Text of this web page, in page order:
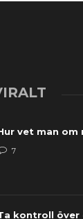
vet man om
7
kontroll över